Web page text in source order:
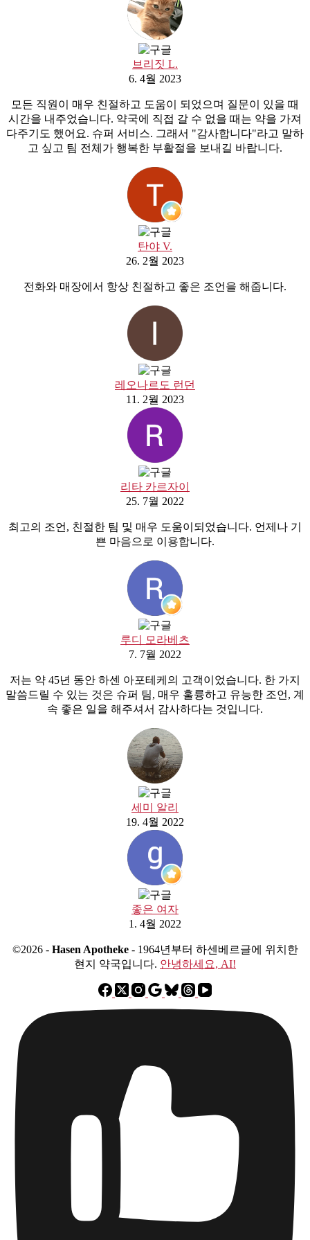
브리짓 L.
6. 4월 2023
모든 직원이 매우 친절하고 도움이 되었으며 질문이 있을 때
시간을 내주었습니다. 약국에 직접 갈 수 없을 때는 약을 가져
다주기도 했어요. 슈퍼 서비스. 그래서 "감사합니다"라고 말하
고 싶고 팀 전체가 행복한 부활절을 보내길 바랍니다.
탄야 V.
26. 2월 2023
전화와 매장에서 항상 친절하고 좋은 조언을 해줍니다.
레오나르도 런던
11. 2월 2023
리타 카르자이
25. 7월 2022
최고의 조언, 친절한 팀 및 매우 도움이되었습니다. 언제나 기
쁜 마음으로 이용합니다.
루디 모라베츠
7. 7월 2022
저는 약 45년 동안 하센 아포테케의 고객이었습니다. 한 가지
말씀드릴 수 있는 것은 슈퍼 팀, 매우 훌륭하고 유능한 조언, 계
속 좋은 일을 해주셔서 감사하다는 것입니다.
세미 알리
19. 4월 2022
좋은 여자
1. 4월 2022
©2026 - Hasen Apotheke- 1964년부터 하센베르글에 위치한
현지 약국입니다. 안녕하세요, AI!